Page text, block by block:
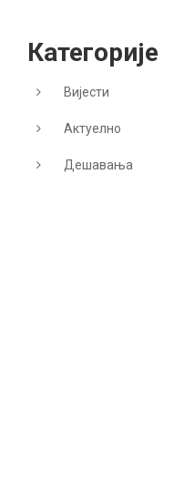
Категорије
Вијести
Актуелно
Дешавања